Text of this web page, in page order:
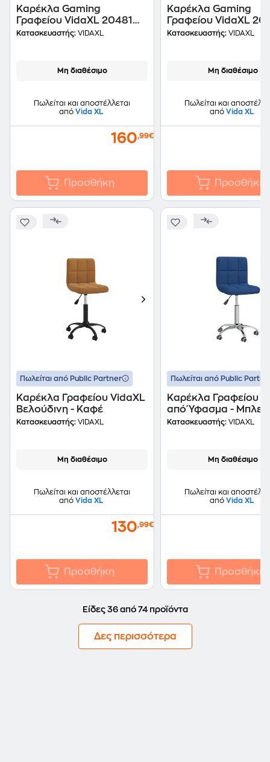
Καρέκλα Gaming
Γραφείου VidaXL 20481
από Τεχνητό Δέρμα -
Κατασκευαστής: VIDAXL
Μη διαθέσιμο
Πωλείται και αποστέλλεται
από Vida XL
160,99€
Προσθήκη
Καρέκλα Gaming
Γραφείου VidaXL
από Τεχνητό Δέρμα -
Κατασκευαστής: VIDAXL
Μη διαθέσιμο
Πωλείται και
από Vida XL
Προσθήκη
Πωλείται από Public Partner
Καρέκλα Γραφείου VidaXL
Βελούδινη - Καφέ
Κατασκευαστής: VIDAXL
Μη διαθέσιμο
Πωλείται και αποστέλλεται
από Vida XL
130,99€
Προσθήκη
Πωλείται από Public
Καρέκλα Γραφείου
από Ύφασμα - Μπλε
Κατασκευαστής: VIDAXL
Μη διαθέσιμο
Πωλείται και
από Vida XL
Προσθήκη
Είδες 36 από 74 προϊόντα
Δες περισσότερα